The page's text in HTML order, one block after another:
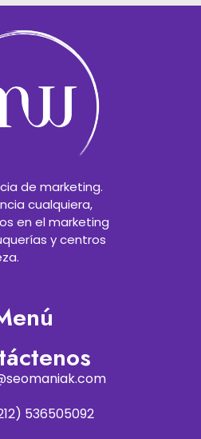
de marketing.
cualquiera,
en el marketing
y centros
536505092